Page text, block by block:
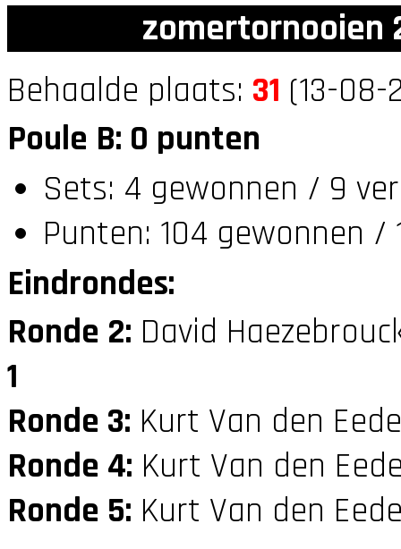
zomertornooien
Behaalde plaats: 31 (13-08-
Poule B: 0 punten
Sets: 4 gewonnen / 9
Punten: 104 gewonnen /
Eindrondes:
Ronde 2: David
1
Ronde 3: Kurt Van den
Ronde 4: Kurt Van den
Ronde 5: Kurt Van den